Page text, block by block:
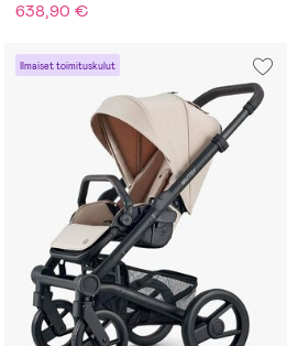
638,90 €
Ilmaiset toimituskulut